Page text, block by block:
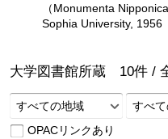
（Monumenta
Sophia University, 1956
大学図書館所蔵 10件 /
すべての地域
すべ
OPACリンクあり